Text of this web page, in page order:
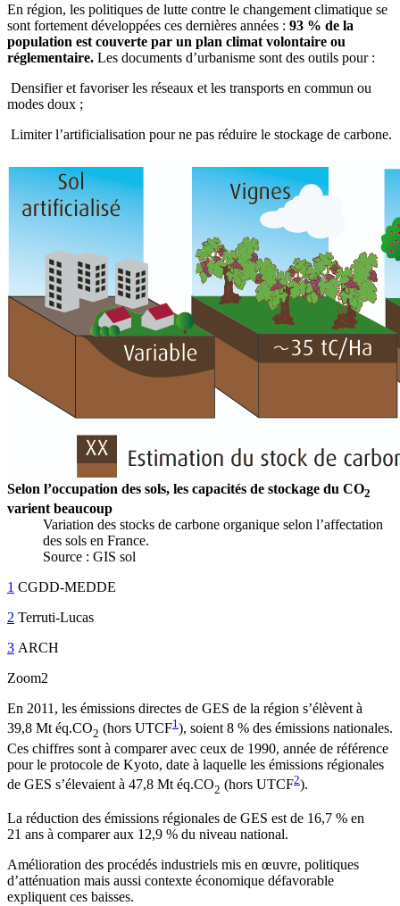
En région, les politiques de lutte contre le changement climatique se
sont fortement développées ces dernières années : 93 % de la
population est couverte par un plan climat volontaire ou
réglementaire. Les documents d’urbanisme sont des outils pour :
Densifier et favoriser les réseaux et les transports en commun ou
modes doux ;
Limiter l’artificialisation pour ne pas réduire le stockage de carbone.
Selon l’occupation des sols, les capacités de stockage du CO2
varient beaucoup
Variation des stocks de carbone organique selon l’affectation
des sols en France.
Source : GIS sol
1 CGDD-MEDDE
2 Terruti-Lucas
3 ARCH
Zoom2
En 2011, les émissions directes de GES de la région s’élèvent à
39,8 Mt éq.CO2 (hors UTCF1), soient 8 % des émissions nationales.
Ces chiffres sont à comparer avec ceux de 1990, année de référence
pour le protocole de Kyoto, date à laquelle les émissions régionales
de GES s’élevaient à 47,8 Mt éq.CO2 (hors UTCF2).
La réduction des émissions régionales de GES est de 16,7 % en
21 ans à comparer aux 12,9 % du niveau national.
Amélioration des procédés industriels mis en œuvre, politiques
d’atténuation mais aussi contexte économique défavorable
expliquent ces baisses.